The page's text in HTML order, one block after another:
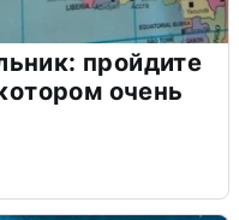
пройдите
очень